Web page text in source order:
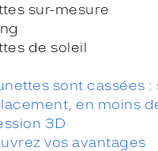
sur-mesure
de soleil
sont cassées :
en moins
3D
vos avantages